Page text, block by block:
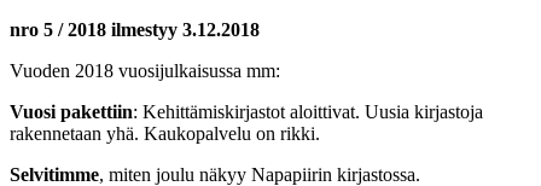
nro 5 / 2018 ilmestyy 3.12.2018
Vuoden 2018 vuosijulkaisussa mm:
Vuosi pakettiin: Kehittämiskirjastot aloittivat. Uusia kirjastoja
rakennetaan yhä. Kaukopalvelu on rikki.
Selvitimme, miten joulu näkyy Napapiirin kirjastossa.